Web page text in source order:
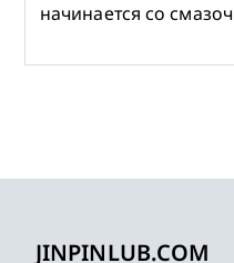
начинается со
JINPINLUB.COM